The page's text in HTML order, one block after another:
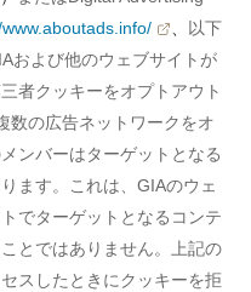
以下
および他のウェブサイトが
者クッキーをオプトアウト
数の広告ネットワークをオ
ンバーはターゲットとなる
ます。これは、GIAのウェ
でターゲットとなるコンテ
とではありません。上記の
スしたときにクッキーを拒